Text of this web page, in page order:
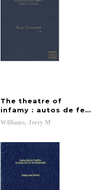
The theatre of
infamy : autos de fe in
Williams, Jerry M